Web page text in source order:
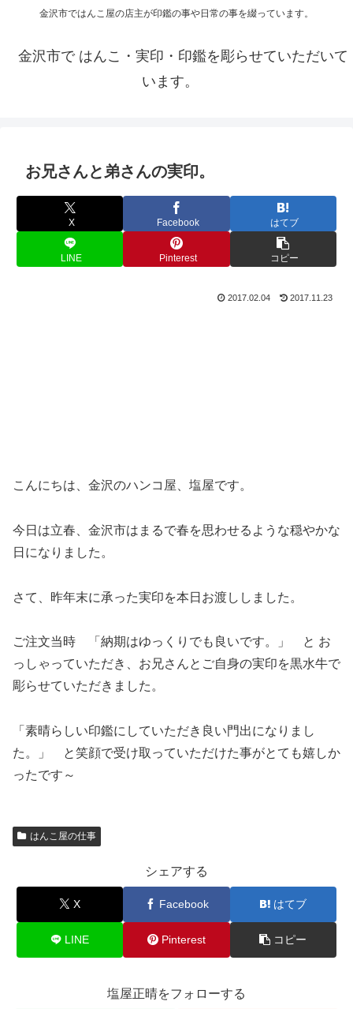
金沢市ではんこ屋の店主が印鑑の事や日常の事を綴っています。
金沢市で はんこ・実印・印鑑を彫らせていただいて
います。
お兄さんと弟さんの実印。
X Facebook はてブ
LINE Pinterest コピー
2017.02.04 2017.11.23
こんにちは、金沢のハンコ屋、塩屋です。
今日は立春、金沢市はまるで春を思わせるような穏やかな
日になりました。
さて、昨年末に承った実印を本日お渡ししました。
ご注文当時 「納期はゆっくりでも良いです。」 と お
っしゃっていただき、お兄さんとご自身の実印を黒水牛で
彫らせていただきました。
「素晴らしい印鑑にしていただき良い門出になりまし
た。」 と笑顔で受け取っていただけた事がとても嬉しか
ったです～
はんこ屋の仕事
シェアする
X Facebook はてブ
LINE Pinterest コピー
塩屋正晴をフォローする